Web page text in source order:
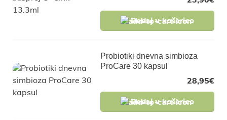
Dodaj v košarico
Probiotiki dnevna simbioza
ProCare 30 kapsul
28,95€
Dodaj v košarico